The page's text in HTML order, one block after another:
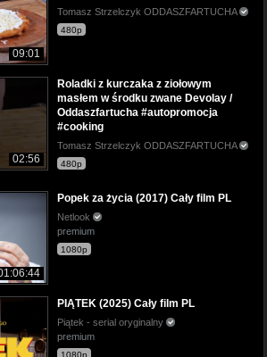
09:01
Tomasz Strzelczyk ODDASZFARTUCHA
480p
02:56
Roladki z kurczaka z ziołowym
masłem w środku zwane Devolay /
Oddaszfartucha #autopromocja
#cooking
Tomasz Strzelczyk ODDASZFARTUCHA
480p
Popek za życia (2017) Cały film PL
Netlook
premium
1080p
PIĄTEK (2025) Cały film PL
Piątek - serial oryginalny
premium
1080p